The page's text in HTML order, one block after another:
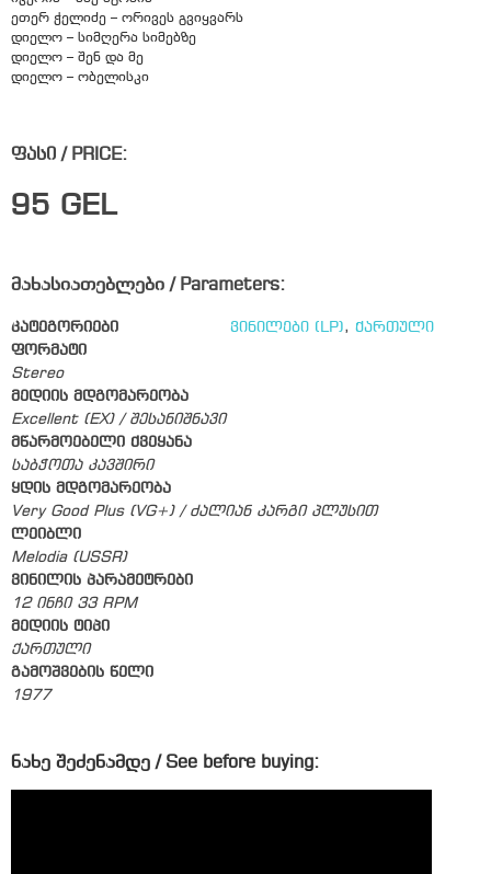
ეთერ ჭელიძე – ორივეს გვიყვარს
დიელო – სიმღერა სიმებზე
დიელო – შენ და მე
დიელო – ობელისკი
ფასი / PRICE:
95 GEL
მახასიათებლები / Parameters:
კატეგორიები ვინილები (LP), ქართული
ფორმატი
Stereo
მედიის მდგომარეობა
Excellent (EX) / შესანიშნავი
მწარმოებელი ქვეყანა
საბჭოთა კავშირი
ყდის მდგომარეობა
Very Good Plus (VG+) / ძალიან კარგი პლუსით
ლეიბლი
Melodia (USSR)
ვინილის პარამეტრები
12 ინჩი 33 RPM
მედიის ტიპი
ქართული
გამოშვების წელი
1977
ნახე შეძენამდე / See before buying: